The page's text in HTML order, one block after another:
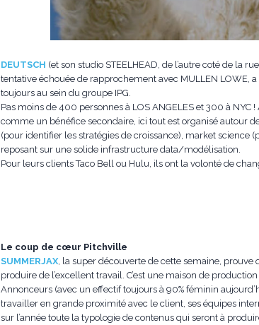
DEUTSCH (et son studio STEELHEAD, de l’autre coté de la
tentative échouée de rapprochement avec MULLEN LOWE,
toujours au sein du groupe IPG.
Pas moins de 400 personnes à LOS ANGELES et 300 à NYC
comme un bénéfice secondaire, ici tout est organisé autour
(pour identifier les stratégies de croissance), market science
reposant sur une solide infrastructure data/modélisation.
Pour leurs clients Taco Bell ou Hulu, ils ont la volonté de
Le coup de cœur Pitchville
SUMMERJAX, la super découverte de cette semaine, prouve
produire de l’excellent travail. C’est une maison de
Annonceurs (avec un effectif toujours à 90% féminin
travailler en grande proximité avec le client, ses équipes
sur l’année toute la typologie de contenus qui seront à